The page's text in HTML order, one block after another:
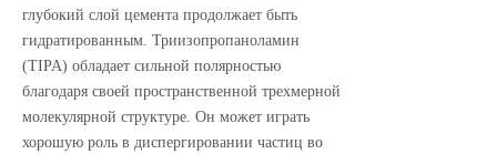
глубокий слой цемента продолжает быть
гидратированным. Триизопропаноламин
(TIPA) обладает сильной полярностью
благодаря своей пространственной трехмерной
молекулярной структуре. Он может играть
хорошую роль в диспергировании частиц во